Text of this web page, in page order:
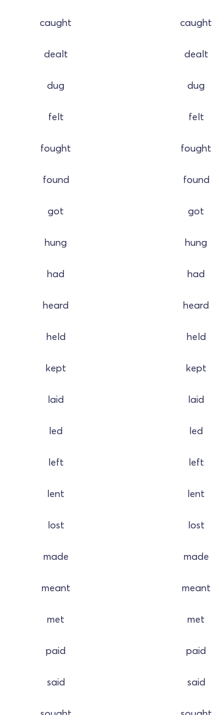
caught caught
dealt dealt
dug dug
felt felt
fought fought
found found
got got
hung hung
had had
heard heard
held held
kept kept
laid laid
led led
left left
lent lent
lost lost
made made
meant meant
met met
paid paid
said said